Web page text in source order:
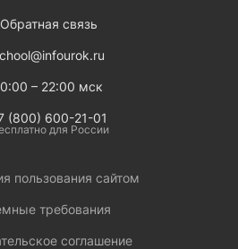
Обратная связь
– 22:00 мск
(800) 600-21-01
для России
пользования сайтом
требования
соглашение